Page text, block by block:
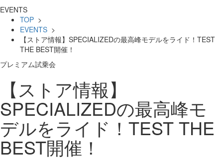
EVENTS
TOP >
EVENTS >
【ストア情報】SPECIALIZEDの最高峰モデルをライド！TEST
THE BEST開催！
プレミアム試乗会
【ストア情報】
SPECIALIZEDの最高峰モ
デルをライド！TEST THE
BEST開催！